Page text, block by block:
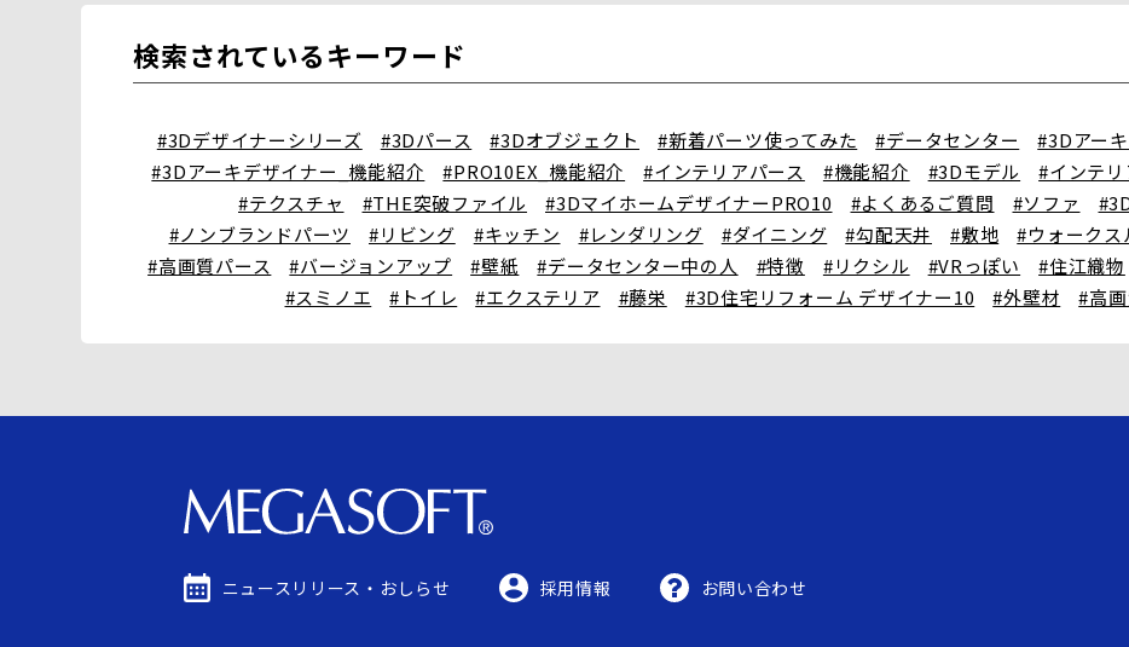
検索されているキーワード
#3Dデザイナーシリーズ #3Dパース #3Dオブジェクト #新着パーツ使ってみた #データセンター #3Dアー
#3Dアーキデザイナー_機能紹介
#PRO10EX_機能紹介 #インテリアパース #機能紹介 #3Dモデル #インテリ
#テクスチャ
#THE突破ファイル #3DマイホームデザイナーPRO10 #よくあるご質問 #ソファ
#ノンブランドパーツ
#リビング #キッチン #レンダリング #ダイニング #勾配天井 #敷地 #ウォークス
#高画質パース
#バージョンアップ #壁紙 #データセンター中の人 #特徴 #リクシル #VRっぽい #住江織物
#スミノエ
#トイレ #エクステリア #藤栄 #3D住宅リフォーム デザイナー10 #外壁材 #高
ニュースリリース・ おしらせ 採用情報 お問い合わせ